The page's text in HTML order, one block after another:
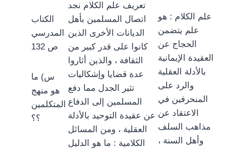
الكتاب
المدرسي
ص 132
س) ما
هو منهج
المتكلمين
؟؟
تعريف علم الكلام نجد
اتصال المسلمين بأهل
الديانات الأخرى الذين
كانوا على قدر كبير من
الثقافة ، والذين أثاروا
عدة قضايا وإشكاليات
تثير الجدل مما دفع
المسلمين إلى الدفاع
عن عقيدة التوحيد بالأدلة
العقلية ، ومن المسائل
الكلامية : ما هو الدليل
علم الكلام : هو
علم يتضمن
الحجاج عن
العقيدة الإيمانية
بالأدلة العقلية
والرد على
المنحرفين في
الاعتقاد عن
مذاهب السلف
وأهل السنة ،